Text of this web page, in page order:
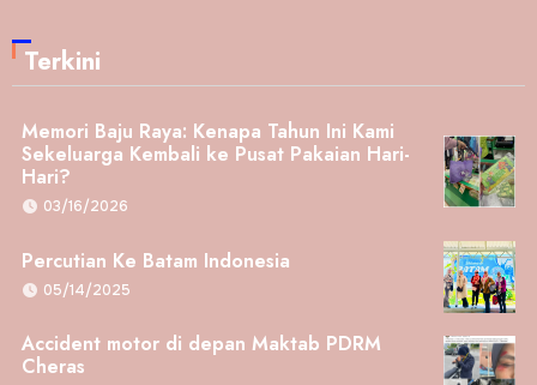
Terkini
Memori Baju Raya: Kenapa Tahun Ini Kami
Sekeluarga Kembali ke Pusat Pakaian Hari-
Hari?
03/16/2026
Percutian Ke Batam Indonesia
05/14/2025
Accident motor di depan Maktab PDRM
Cheras